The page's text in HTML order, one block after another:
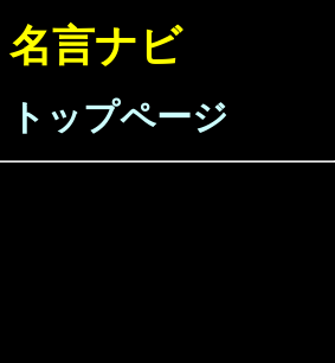
名言ナビ
ップページ